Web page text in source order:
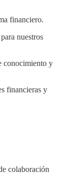
financiero.
nuestros
conocimiento y
financieras y
colaboración